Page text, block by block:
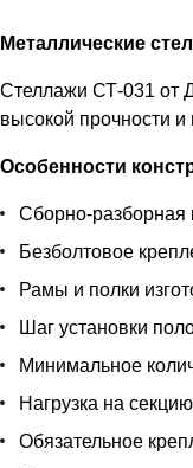
Металлические
Стеллажи СТ-031 от
высокой прочности
Особенности
Сборно-разборная
Безболтовое
Рамы и полки
Шаг установки
Минимальное
Нагрузка на
Обязательное